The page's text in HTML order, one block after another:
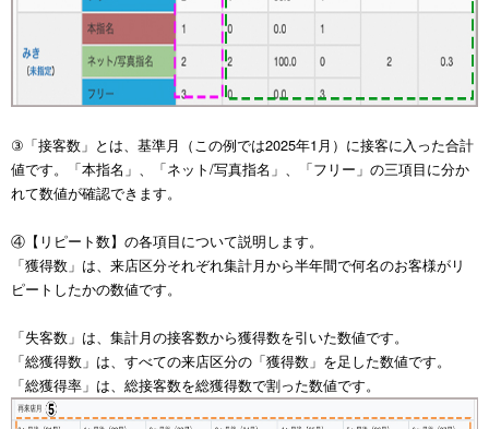
③「接客数」とは、基準月（この例では2025年1月）に接客に入った合計
値です。「本指名」、「ネット/写真指名」、「フリー」の三項目に分か
れて数値が確認できます。
④【リピート数】の各項目について説明します。
「獲得数」は、来店区分それぞれ集計月から半年間で何名のお客様がリ
ピートしたかの数値です。
「失客数」は、集計月の接客数から獲得数を引いた数値です。
「総獲得数」は、すべての来店区分の「獲得数」を足した数値です。
「総獲得率」は、総接客数を総獲得数で割った数値です。